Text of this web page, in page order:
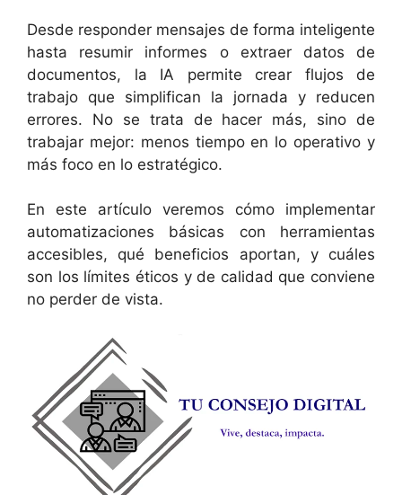
Desde responder mensajes de forma inteligente
hasta resumir informes o extraer datos de
documentos, la IA permite crear flujos de
trabajo que simplifican la jornada y reducen
errores. No se trata de hacer más, sino de
trabajar mejor: menos tiempo en lo operativo y
más foco en lo estratégico.
En este artículo veremos cómo implementar
automatizaciones básicas con herramientas
accesibles, qué beneficios aportan, y cuáles
son los límites éticos y de calidad que conviene
no perder de vista.